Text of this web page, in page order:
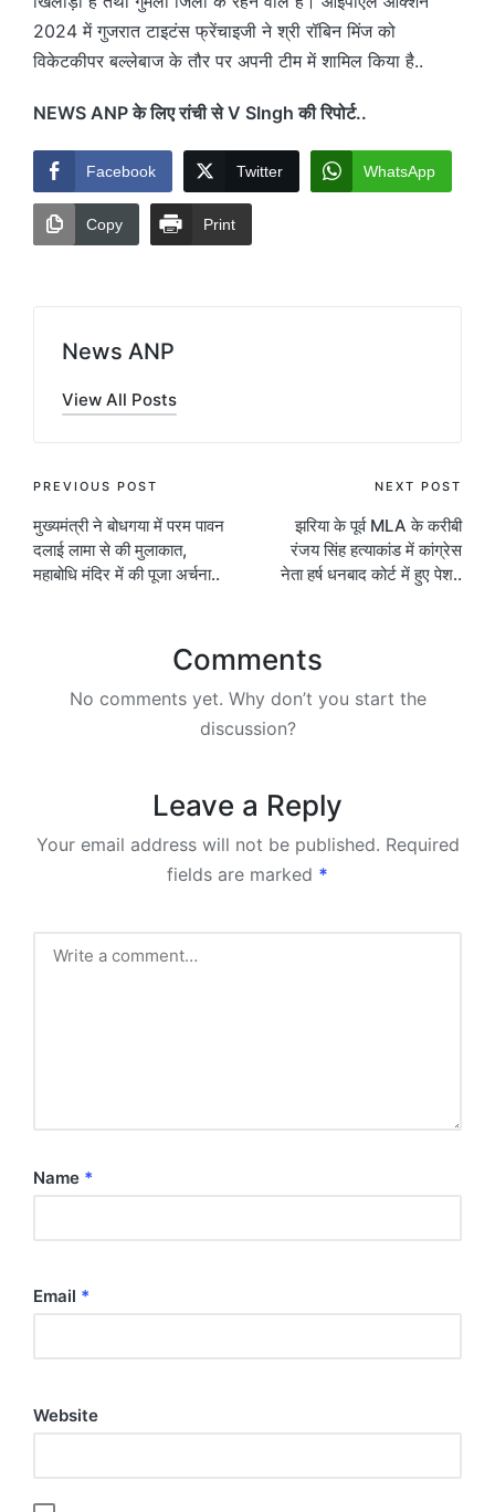
2024 में गुजरात टाइटंस फ्रेंचाइजी ने श्री रॉबिन मिंज को
विकेटकीपर बल्लेबाज के तौर पर अपनी टीम में शामिल किया है..
NEWS ANP के लिए रांची से V SIngh की रिपोर्ट..
Facebook Twitter WhatsApp
Copy Print
News ANP
View All Posts
Post
navigation
PREVIOUS POST
मुख्यमंत्री ने बोधगया में परम पावन
दलाई लामा से की मुलाकात,
महाबोधि मंदिर में की पूजा अर्चना..
NEXT POST
झरिया के पूर्व MLA के करीबी
रंजय सिंह हत्याकांड में कांग्रेस
नेता हर्ष धनबाद कोर्ट में हुए पेश..
Comments
No comments yet. Why don’t you start the
discussion?
Leave a Reply
Your email address will not be published. Required
fields are marked *
Name *
Email *
Website